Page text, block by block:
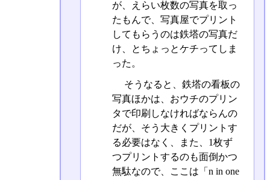
が、えらい枚数の写真を取っ
たもんで、写真屋でプリント
してもらうのは鉄塔の写真だ
け、とちょっとケチってしま
った。
そうなると、鉄塔の看板の
写真ほかは、おウチのプリン
タで印刷しなければならんの
だが、そう大きくプリントす
る必要はなく、また、1枚ず
つプリントするのも面倒かつ
無駄なので、ここは「n in one